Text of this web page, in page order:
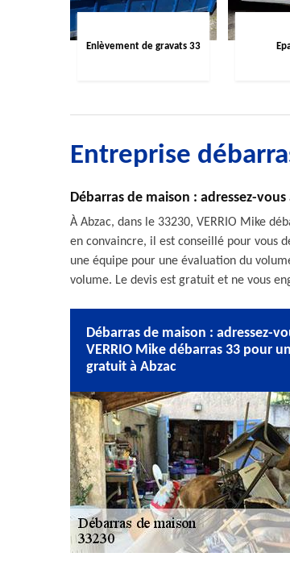
Enlèvement de gravats 33
Entreprise
Débarras de maison : adressez-
À Abzac, dans le 33230, VERRIO Mike
en convaincre, il est conseillé pour vous
une équipe pour une évaluation du
volume. Le devis est gratuit et ne vous
Débarras de maison : adressez-
VERRIO Mike débarras 33 pour
gratuit à Abzac